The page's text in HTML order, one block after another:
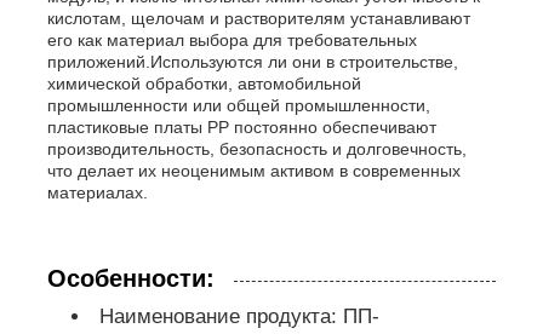
Совет по ППС
Огнеупорный полипропиленовый лист
PP выдалбливают доску конструкции
лист полипропилена
кислотам, щелочам и растворителям устанавливают
его как материал выбора для требовательных
приложений.Используются ли они в строительстве,
химической обработки, автомобильной
промышленности или общей промышленности,
пластиковые платы PP постоянно обеспечивают
производительность, безопасность и долговечность,
что делает их неоценимым активом в современных
материалах.
Особенности:
Наименование продукта: ПП-